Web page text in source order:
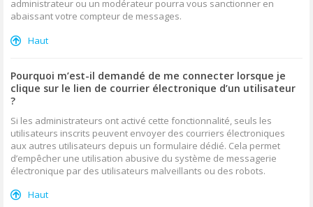
administrateur ou un modérateur pourra vous sanctionner en
abaissant votre compteur de messages.
Haut
Pourquoi m’est-il demandé de me connecter lorsque je
clique sur le lien de courrier électronique d’un utilisateur
?
Si les administrateurs ont activé cette fonctionnalité, seuls les
utilisateurs inscrits peuvent envoyer des courriers électroniques
aux autres utilisateurs depuis un formulaire dédié. Cela permet
d’empêcher une utilisation abusive du système de messagerie
électronique par des utilisateurs malveillants ou des robots.
Haut